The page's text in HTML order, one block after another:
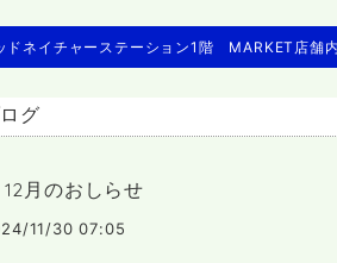
ドネイチャーステーション1階 MARKET店舗
グ
12月のおしらせ
11/30 07:05